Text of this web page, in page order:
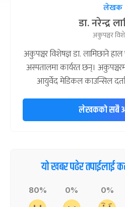
लेखक
डा. नरेन्द्र
अकुपञ्चर
अकुपञ्चर विशेषज्ञ डा. लामिछाने
अस्पतालमा कार्यरत छन्।
आयुर्वेद मेडिकल काउन्सिल
लेखकको सबै
यो खबर पढेर तपाईलाई
80% 0% 0%